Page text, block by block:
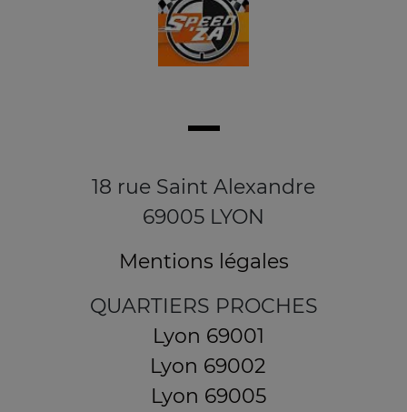
18 rue Saint Alexandre
69005 LYON
Mentions légales
QUARTIERS PROCHES
Lyon 69001
Lyon 69002
Lyon 69005